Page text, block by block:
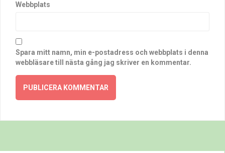
Webbplats
Spara mitt namn, min e-postadress och webbplats i denna
webbläsare till nästa gång jag skriver en kommentar.